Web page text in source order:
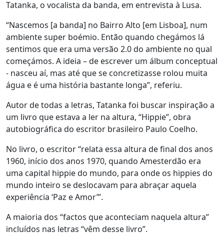
Tatanka, o vocalista da banda, em entrevista à Lusa.
“Nascemos [a banda] no Bairro Alto [em Lisboa], num
ambiente super boémio. Então quando chegámos lá
sentimos que era uma versão 2.0 do ambiente no qual
começámos. A ideia – de escrever um álbum conceptual
- nasceu aí, mas até que se concretizasse rolou muita
água e é uma história bastante longa”, referiu.
Autor de todas a letras, Tatanka foi buscar inspiração a
um livro que estava a ler na altura, “Hippie”, obra
autobiográfica do escritor brasileiro Paulo Coelho.
No livro, o escritor “relata essa altura de final dos anos
1960, início dos anos 1970, quando Amesterdão era
uma capital hippie do mundo, para onde os hippies do
mundo inteiro se deslocavam para abraçar aquela
experiência ‘Paz e Amor’”.
A maioria dos “factos que aconteciam naquela altura”
incluídos nas letras “vêm desse livro”.